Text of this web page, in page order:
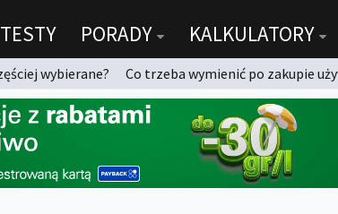
TESTY PORADY KALKULATORY
wybierane? Co trzeba wymienić po zakupie